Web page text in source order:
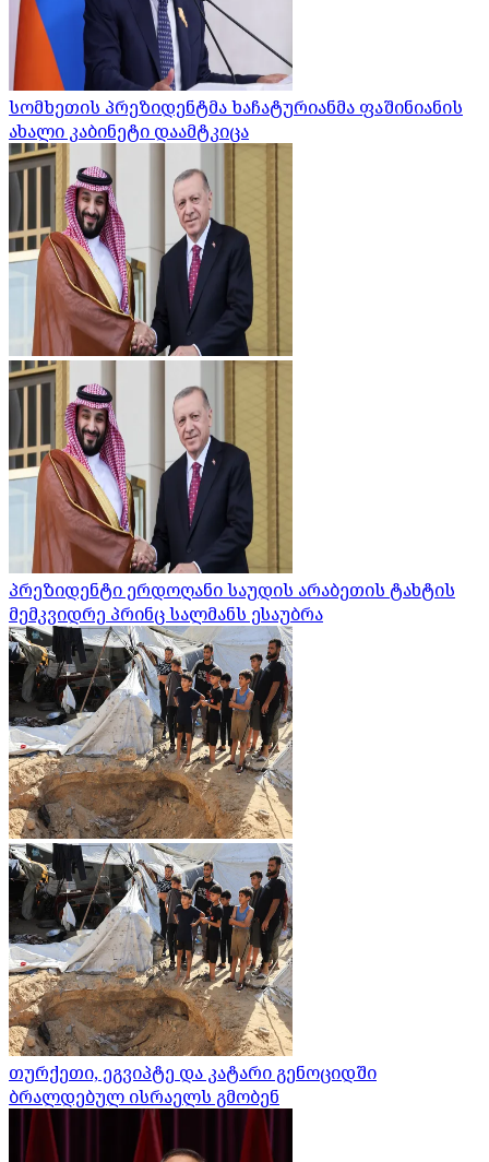
სომხეთის პრეზიდენტმა ხაჩატურიანმა ფაშინიანის
ახალი კაბინეტი დაამტკიცა
პრეზიდენტი ერდოღანი საუდის არაბეთის ტახტის
მემკვიდრე პრინც სალმანს ესაუბრა
თურქეთი, ეგვიპტე და კატარი გენოციდში
ბრალდებულ ისრაელს გმობენ